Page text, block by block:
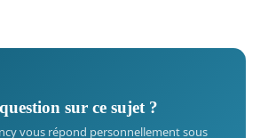
sur ce sujet ?
vous répond personnellement sous